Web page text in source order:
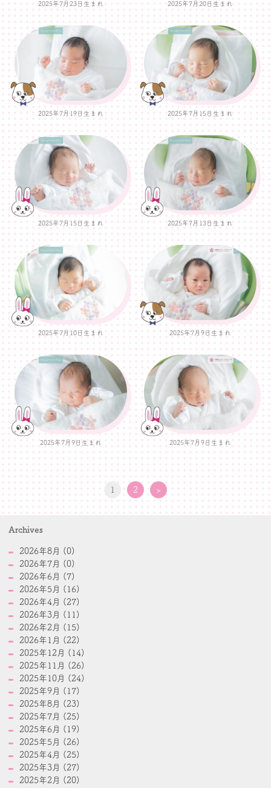
2025年7月23日生まれ 2025年7月20日生まれ
2025年7月19日生まれ 2025年7月15日生まれ
2025年7月15日生まれ 2025年7月13日生まれ
2025年7月10日生まれ 2025年7月9日生まれ
2025年7月9日生まれ 2025年7月9日生まれ
1 2 >
Archives
2026年8月 (0)
2026年7月 (0)
2026年6月 (7)
2026年5月 (16)
2026年4月 (27)
2026年3月 (11)
2026年2月 (15)
2026年1月 (22)
2025年12月 (14)
2025年11月 (26)
2025年10月 (24)
2025年9月 (17)
2025年8月 (23)
2025年7月 (25)
2025年6月 (19)
2025年5月 (26)
2025年4月 (25)
2025年3月 (27)
2025年2月 (20)